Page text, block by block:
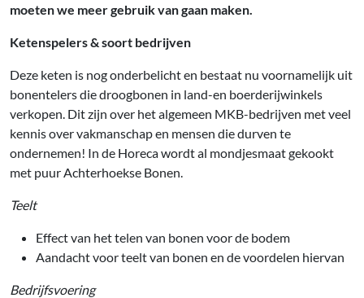
moeten we meer gebruik van gaan maken.
Ketenspelers & soort bedrijven
Deze keten is nog onderbelicht en bestaat nu voornamelijk uit
bonentelers die droogbonen in land-en boerderijwinkels
verkopen. Dit zijn over het algemeen MKB-bedrijven met veel
kennis over vakmanschap en mensen die durven te
ondernemen! In de Horeca wordt al mondjesmaat gekookt
met puur Achterhoekse Bonen.
Teelt
Effect van het telen van bonen voor de bodem
Aandacht voor teelt van bonen en de voordelen hiervan
Bedrijfsvoering